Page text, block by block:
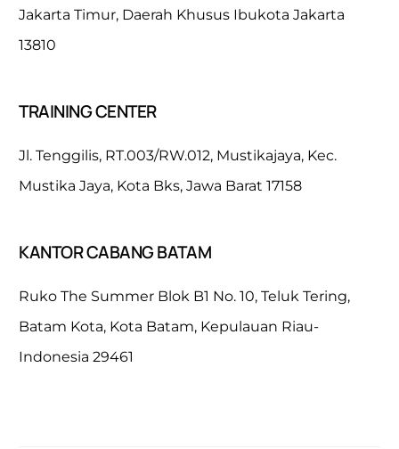
Jakarta Timur, Daerah Khusus Ibukota Jakarta
13810
TRAINING CENTER
Jl. Tenggilis, RT.003/RW.012, Mustikajaya, Kec.
Mustika Jaya, Kota Bks, Jawa Barat 17158
KANTOR CABANG BATAM
Ruko The Summer Blok B1 No. 10, Teluk Tering,
Batam Kota, Kota Batam, Kepulauan Riau-
Indonesia 29461